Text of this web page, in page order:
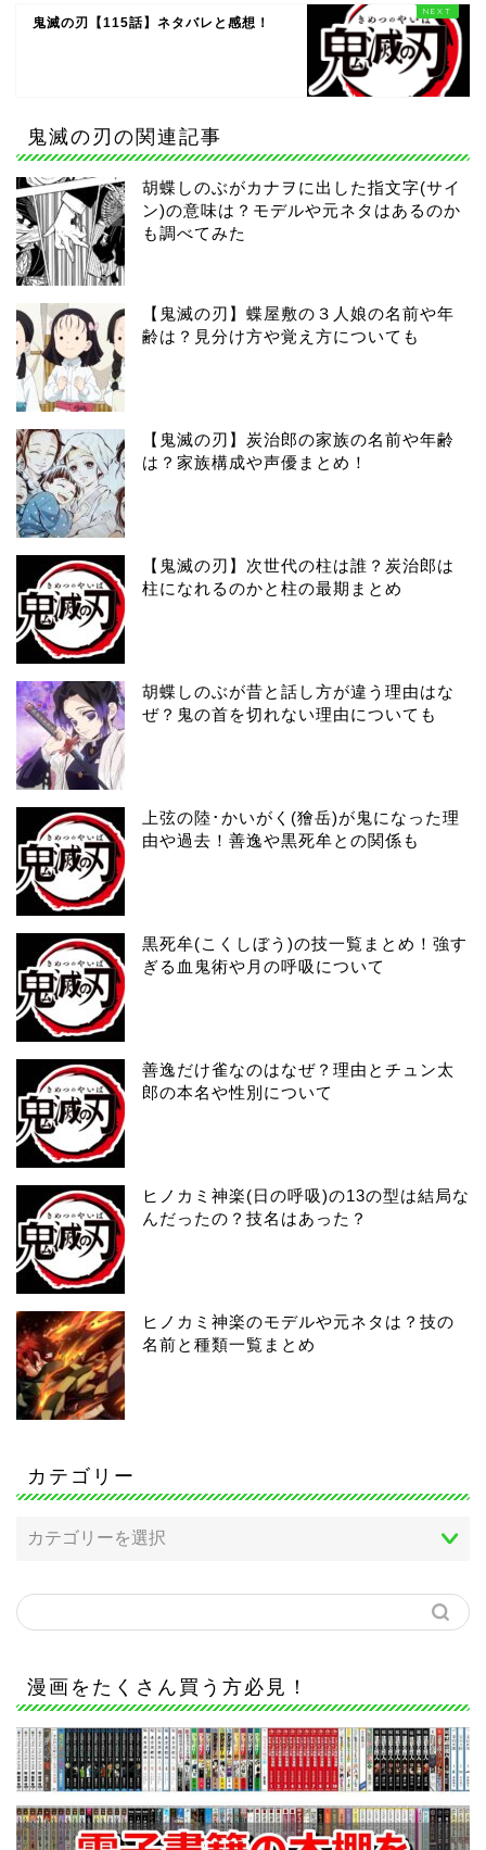
鬼滅の刃【115話】ネタバレと感想！
鬼滅の刃の関連記事
胡蝶しのぶがカナヲに出した指文字(サイ
ン)の意味は？モデルや元ネタはあるのか
も調べてみた
【鬼滅の刃】蝶屋敷の３人娘の名前や年
齢は？見分け方や覚え方についても
【鬼滅の刃】炭治郎の家族の名前や年齢
は？家族構成や声優まとめ！
【鬼滅の刃】次世代の柱は誰？炭治郎は
柱になれるのかと柱の最期まとめ
胡蝶しのぶが昔と話し方が違う理由はな
ぜ？鬼の首を切れない理由についても
上弦の陸･かいがく(獪岳)が鬼になった理
由や過去！善逸や黒死牟との関係も
黒死牟(こくしぼう)の技一覧まとめ！強す
ぎる血鬼術や月の呼吸について
善逸だけ雀なのはなぜ？理由とチュン太
郎の本名や性別について
ヒノカミ神楽(日の呼吸)の13の型は結局な
んだったの？技名はあった？
ヒノカミ神楽のモデルや元ネタは？技の
名前と種類一覧まとめ
カテゴリー
漫画をたくさん買う方必見！